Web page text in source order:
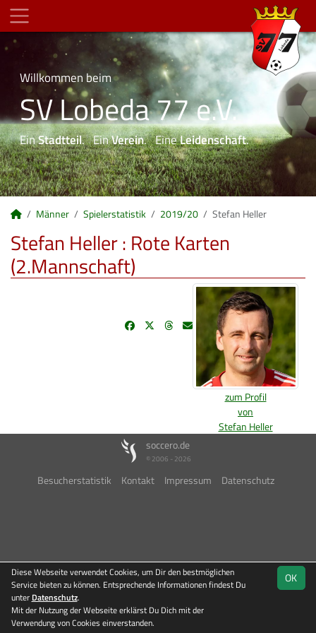
Willkommen beim
SV Lobeda 77 e.V.
EinStadtteil. EinVerein. EineLeidenschaft.
Männer Spielerstatistik 2019/20 Stefan Heller
Stefan Heller : Rote Karten
(2.Mannschaft)
zum Profil
von
Stefan Heller
soccero.de
© 2006 - 2026
Besucherstatistik Kontakt Impressum Datenschutz
OK
Diese Webseite verwendet Cookies, um Dir den bestmöglichen
Service bieten zu können. Entsprechende Informationen findest Du
unter Datenschutz.
Mit der Nutzung der Webseite erklärst Du Dich mit der
Verwendung von Cookies einverstanden.